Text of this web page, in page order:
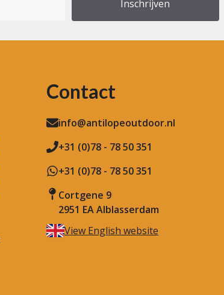
Contact
info@antilopeoutdoor.nl
+31 (0)78 - 78 50 351
+31 (0)78 - 78 50 351
Cortgene 9
2951 EA Alblasserdam
View English website